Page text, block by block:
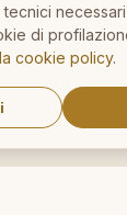
Privacy
di
cookie policy.